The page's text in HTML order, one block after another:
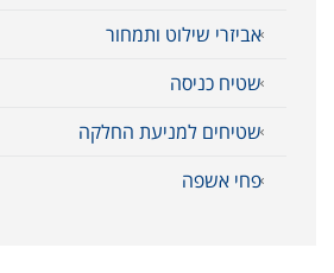
אביזרי שילוט ותמחור
שטיח כניסה
שטיחים למניעת החלקה
פחי אשפה